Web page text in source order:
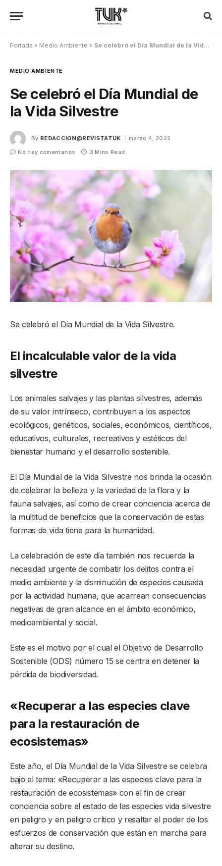
Portada » Medio Ambiente » Se celebró el Día Mundial de la Vida Silvestre
MEDIO AMBIENTE
Se celebró el Día Mundial de
la Vida Silvestre
By REDACCION@REVISTATUK
marzo 4, 2022
No hay comentarios
3 Mins Read
Se celebró el Día Mundial de la Vida Silvestre.
El incalculable valor de la vida
silvestre
Los animales salvajes y las plantas silvestres, además
de su valor intrínseco, contribuyen a los aspectos
ecológicos, genéticos, sociales, económicos, científicos,
educativos, culturales, recreativos y estéticos del
bienestar humano y el desarrollo sostenible.
El Día Mundial de la Vida Silvestre nos brinda la ocasión
de celebrar la belleza y la variedad de la flora y la
fauna salvajes, así como de crear conciencia acerca de
la multitud de beneficios que la conservación de estas
formas de vida tiene para la humanidad.
La celebración de este día también nos recuerda la
necesidad urgente de combatir los delitos contra el
medio ambiente y la disminución de especies causada
por la actividad humana, que acarrean consecuencias
negativas de gran alcance en el ámbito económico,
medioambiental y social.
Este es el motivo por el cual el Objetivo de Desarrollo
Sostenible (ODS) número 15 se centra en detener la
pérdida de biodiversidad.
«Recuperar a las especies clave
para la restauración de
ecosistemas»
Este año, el Día Mundial de la Vida Silvestre se celebra
bajo el tema: «Recuperar a las especies clave para la
restauración de ecosistemas» con el fin de crear
conciencia sobre el estado de las especies vida silvestre
en peligro y en peligro crítico y resaltar el poder de los
esfuerzos de conservación que están en marcha para
alterar su destino.